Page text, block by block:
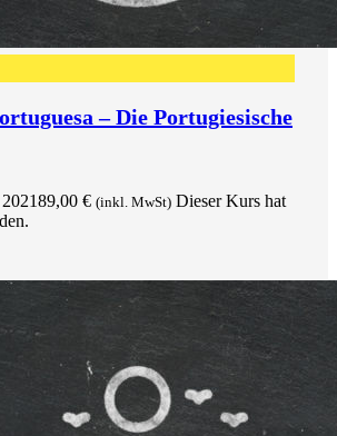
– Die Portugiesische
89,00 € (inkl. MwSt) Dieser Kurs hat